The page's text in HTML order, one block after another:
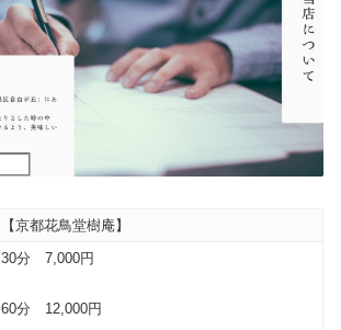
【京都花鳥堂樹庵】
30分 7,000円
60分 12,000円